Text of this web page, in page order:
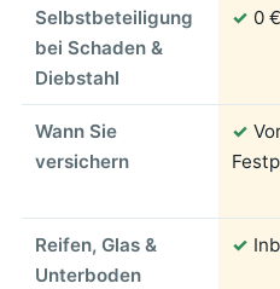
Selbstbeteiligung
bei Schaden &
Diebstahl
✓ 0
Wann Sie
versichern
✓
Reifen, Glas &
Unterboden
✓